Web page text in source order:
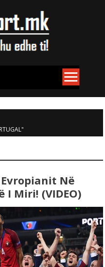
Në
I Miri! (VIDEO)